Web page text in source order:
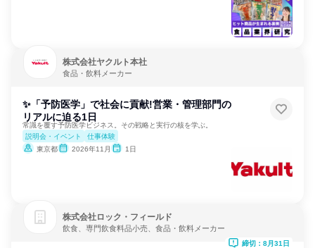
株式会社ヤクルト本社
食品・飲料メーカー
✨「予防医学」で社会に貢献!営業・管理部門の
リアルに迫る1日
常識を覆す予防医学ビジネス。その戦略と実行の核を学ぶ。
説明会・イベント
仕事体験
東京都
2026年11月 1日
株式会社ロック・フィールド
飲食、専門飲食料品小売、食品・飲料メーカー
締切：8月31日